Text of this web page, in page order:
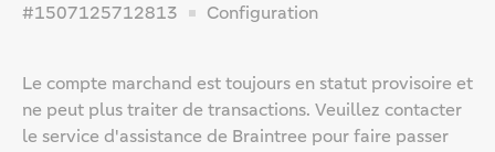
#1507125712813 Configuration
Le compte marchand est toujours en statut provisoire et
ne peut plus traiter de transactions. Veuillez contacter
le service d'assistance de Braintree pour faire passer